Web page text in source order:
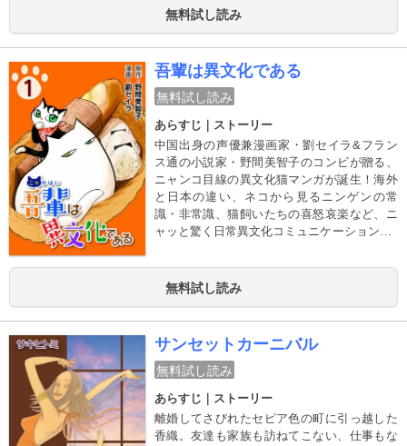
ピを掲載■ 美願食堂の定番メニュー「デトッ
無料試し読み
吾輩は異文化である
無料試し読み
あらすじ｜ストーリー
中国出身の声優兼漫画家・劉セイラ&フラン
ス通の小説家・野間美智子のコンビが贈る、
ニャンコ目線の異文化猫マンガが誕生！海外
と日本の違い、ネコから見るニンゲンの常
識・非常識、猫飼いたちの喜怒哀楽など、ニ
ャッと驚く日常異文化コミュニケーション第1
無料試し読み
サンセットカーニバル
無料試し読み
あらすじ｜ストーリー
離婚してさびれたセピア色の町に引っ越した
香織。友達も家族も訪ねてこない、仕事もな